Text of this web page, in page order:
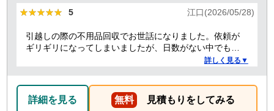
★★★★★
★★★★★ 5 江口(2026/05/28)
引越しの際の不用品回収でお世話になりました。依頼が
ギリギリになってしまいましたが、日数がない中でも迅
速に対応していただき、とても助かりました。 ありがと
詳しく見る▼
詳細を見る 無料 見積もりをしてみる